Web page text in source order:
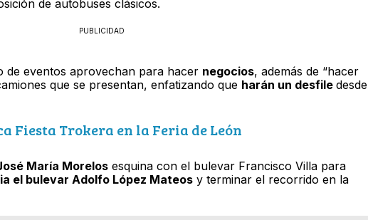
de autobuses clásicos.
PUBLICIDAD
de eventos aprovechan para hacer negocios, además de “hacer
que se presentan, enfatizando que harán un desfile desde
Fiesta Trokera en la Feria de León
María Morelosesquina con el bulevar Francisco Villa para
el bulevar Adolfo López Mateosy terminar el recorrido en la